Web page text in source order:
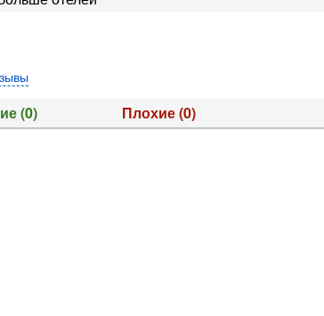
(0) Плохие(0)